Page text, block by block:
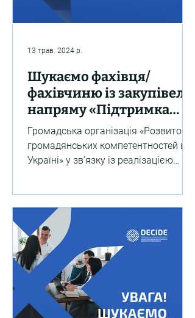
Шукаємо фахівця/
фахівчиню із закупівель
напряму «Підтримка
реформи професійної
освіти в Україні»
Громадська організація «Розвиток
громадянських компетентностей в
Україні» у зв’язку із реалізацією
13 трав. 2024 р.